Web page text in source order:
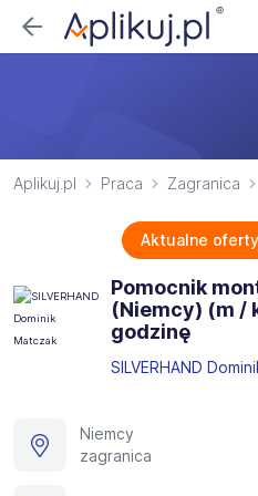
Aplikuj.pl Praca Zagranica
Aktualne
Pomocnik
(Niemcy) (m /
godzinę
SILVERHAND
Niemcy
zagranica